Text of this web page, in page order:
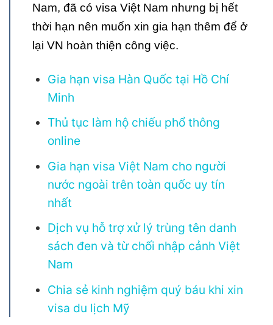
Nam, đã có visa Việt Nam nhưng bị hết
thời hạn nên muốn xin gia hạn thêm để ở
lại VN hoàn thiện công việc.
Gia hạn visa Hàn Quốc tại Hồ Chí
Minh
Thủ tục làm hộ chiếu phổ thông
online
Gia hạn visa Việt Nam cho người
nước ngoài trên toàn quốc uy tín
nhất
Dịch vụ hỗ trợ xử lý trùng tên danh
sách đen và từ chối nhập cảnh Việt
Nam
Chia sẻ kinh nghiệm quý báu khi xin
visa du lịch Mỹ